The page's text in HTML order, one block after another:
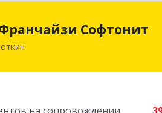
Софтонит
1С:Франчайзи Софтонит